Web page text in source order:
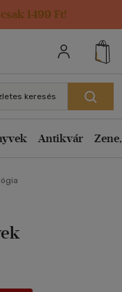
1499 Ft!
keresés
Antikvár